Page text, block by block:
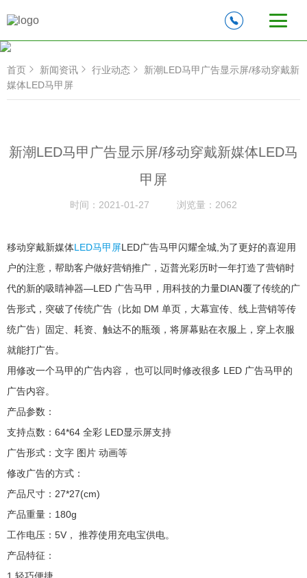
首页 新闻资讯 行业动态
新潮LED马甲广告显示屏/移动穿戴新
媒体LED马甲屏
新潮LED马甲广告显示屏/移动穿戴新媒体LED马
甲屏
时间： 2021-01-27 浏览量： 2062
移动穿戴新媒体LED马甲屏LED广告马甲闪耀全城,为了更好的喜迎用
户的注意，帮助客户做好营销推广，迈普光彩历时一年打造了营销时
代的新的吸睛神器—LED 广告马甲，用科技的力量DIAN覆了传统的广
告形式，突破了传统广告（比如 DM 单页，大幕宣传、线上营销等传
统广告）固定、耗资、触达不的瓶颈，将屏幕贴在衣服上，穿上衣服
就能打广告。
用修改一个马甲的广告内容， 也可以同时修改很多 LED 广告马甲的
广告内容。
产品参数：
支持点数：64*64 全彩 LED显示屏支持
广告形式：文字 图片 动画等
修改广告的方式：
产品尺寸：27*27(cm)
产品重量：180g
工作电压：5V， 推荐使用充电宝供电。
产品特征：